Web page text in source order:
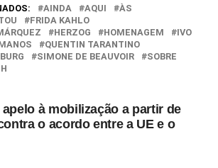
AINDA AQUI
ÀS
FRIDA KAHLO
HERZOG HOMENAGEM
IVO
QUENTIN TARANTINO
SIMONE DE BEAUVOIR
SOBRE
apelo à mobilização a partir de
o acordo entre a UE e o